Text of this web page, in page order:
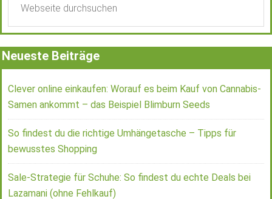
Neueste Beiträge
Clever online einkaufen: Worauf es beim Kauf von Cannabis-
Samen ankommt – das Beispiel Blimburn Seeds
So findest du die richtige Umhängetasche – Tipps für
bewusstes Shopping
Sale-Strategie für Schuhe: So findest du echte Deals bei
Lazamani (ohne Fehlkauf)